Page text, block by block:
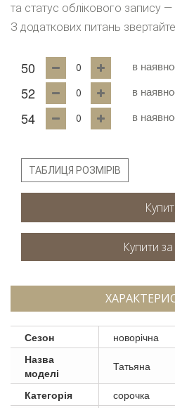
та статус облікового запису
З додаткових питань
50 в
52 в
54 в
ТАБЛИЦЯ РОЗМІРІВ
Сезон
новорічна
Назва
моделі
Татьяна
Категорія
сорочка